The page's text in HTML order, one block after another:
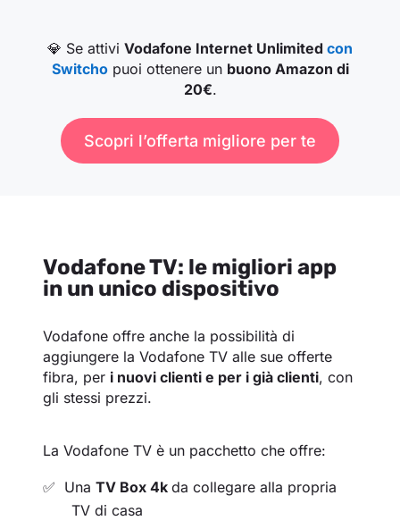
💎 Se attivi Vodafone Internet Unlimited con
Switchopuoi ottenere un buono Amazon di
20€.
Scopri l’offerta migliore per te
Vodafone TV: le migliori app
in un unico dispositivo
Vodafone offre anche la possibilità di
aggiungere la Vodafone TV alle sue offerte
fibra, per i nuovi clienti e per i già clienti, con
gli stessi prezzi.
La Vodafone TV è un pacchetto che offre:
Una TV Box 4k da collegare alla propria
TV di casa